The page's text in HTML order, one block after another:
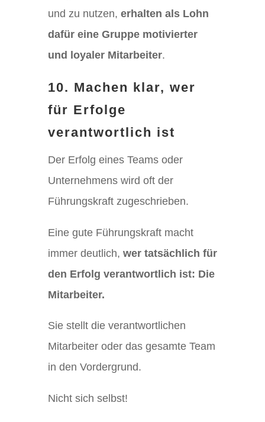
und zu nutzen, erhalten als Lohn
dafür eine Gruppe motivierter
und loyaler Mitarbeiter.
10. Machen klar, wer
für Erfolge
verantwortlich ist
Der Erfolg eines Teams oder
Unternehmens wird oft der
Führungskraft zugeschrieben.
Eine gute Führungskraft macht
immer deutlich, wer tatsächlich für
den Erfolg verantwortlich ist: Die
Mitarbeiter.
Sie stellt die verantwortlichen
Mitarbeiter oder das gesamte Team
in den Vordergrund.
Nicht sich selbst!